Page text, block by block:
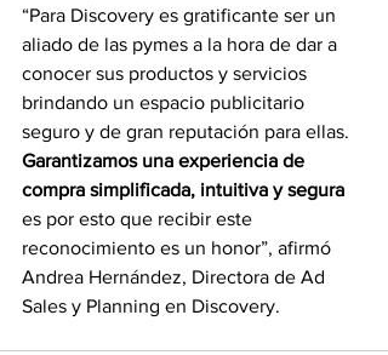
“Para Discovery es gratificante ser un
aliado de las pymes a la hora de dar a
conocer sus productos y servicios
brindando un espacio publicitario
seguro y de gran reputación para ellas.
Garantizamos una experiencia de
compra simplificada, intuitiva y segura
es por esto que recibir este
reconocimiento es un honor”, afirmó
Andrea Hernández, Directora de Ad
Sales y Planning en Discovery.